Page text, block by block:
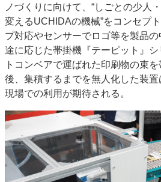
特集・デジタル印刷 アイデアで勝負！ ～多
JAPAN PACK 2023 特集
中古印刷機・製本
特集・デジタル印刷 ～ 新成長軌道を描く
案内
発刊案内
JFPI印刷用語集
運営
会社案内
購読・購入申し込み
お問い合わせ
ノづくりに向けて、“しごとの少人
変えるUCHIDAの機械”をコンセプ
プ対応やセンサーでロゴ等を製品
途に応じた帯掛機『テーピット』
トコンベアで運ばれた印刷物の束
後、集積するまでを無人化した装
現場での利用が期待される。